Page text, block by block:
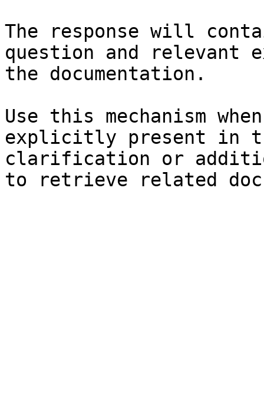
The response will
question and relevant
the documentation.
Use this mechanism
explicitly present in
clarification or